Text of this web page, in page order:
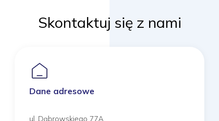
Skontaktuj się z nami
Dane adresowe
ul. Dąbrowskiego 77A